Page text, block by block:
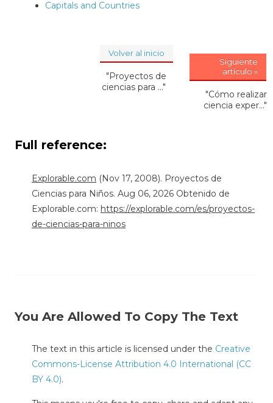
Capitals and Countries
Volver al inicio
"Proyectos de
ciencias para ..."
Siguiente
artículo »
"Cómo realizar
ciencia exper..."
Full reference:
Explorable.com (Nov 17, 2008). Proyectos de
Ciencias para Niños. Aug 06, 2026 Obtenido de
Explorable.com: https://explorable.com/es/proyectos-
de-ciencias-para-ninos
You Are Allowed To Copy The Text
The text in this article is licensed under the Creative
Commons-License Attribution 4.0 International (CC
BY 4.0).